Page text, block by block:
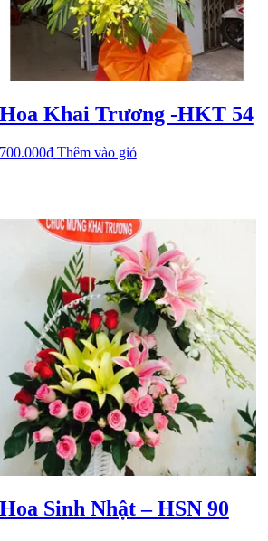
Hoa Khai Trương -HKT 54
700.000₫ Thêm vào giỏ
Hoa Sinh Nhật – HSN 90